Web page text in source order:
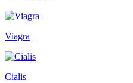
Viagra
Cialis